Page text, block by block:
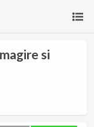
si